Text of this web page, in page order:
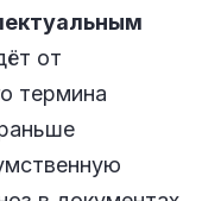
от
термина